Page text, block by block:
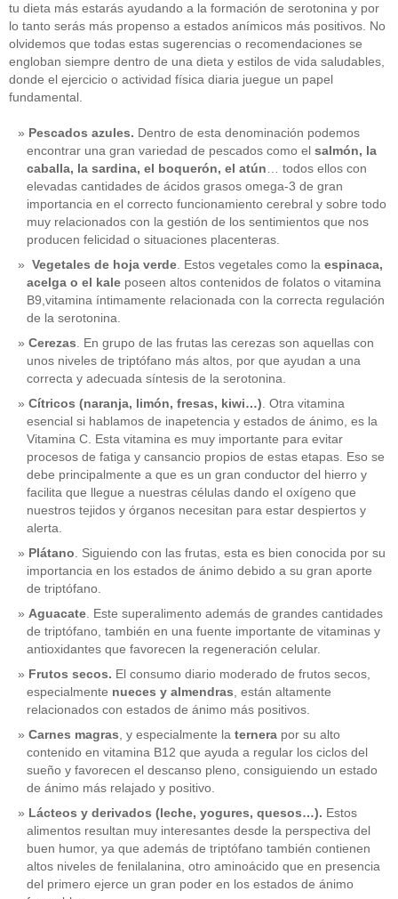
tu dieta más estarás ayudando a la formación de serotonina y por
lo tanto serás más propenso a estados anímicos más positivos. No
olvidemos que todas estas sugerencias o recomendaciones se
engloban siempre dentro de una dieta y estilos de vida saludables,
donde el ejercicio o actividad física diaria juegue un papel
fundamental.
Pescados azules. Dentro de esta denominación podemos
encontrar una gran variedad de pescados como el salmón, la
caballa, la sardina, el boquerón, el atún… todos ellos con
elevadas cantidades de ácidos grasos omega-3 de gran
importancia en el correcto funcionamiento cerebral y sobre todo
muy relacionados con la gestión de los sentimientos que nos
producen felicidad o situaciones placenteras.
Vegetales de hoja verde. Estos vegetales como la espinaca,
acelga o el kale poseen altos contenidos de folatos o vitamina
B9,vitamina íntimamente relacionada con la correcta regulación
de la serotonina.
Cerezas. En grupo de las frutas las cerezas son aquellas con
unos niveles de triptófano más altos, por que ayudan a una
correcta y adecuada síntesis de la serotonina.
Cítricos (naranja, limón, fresas, kiwi…). Otra vitamina
esencial si hablamos de inapetencia y estados de ánimo, es la
Vitamina C. Esta vitamina es muy importante para evitar
procesos de fatiga y cansancio propios de estas etapas. Eso se
debe principalmente a que es un gran conductor del hierro y
facilita que llegue a nuestras células dando el oxígeno que
nuestros tejidos y órganos necesitan para estar despiertos y
alerta.
Plátano. Siguiendo con las frutas, esta es bien conocida por su
importancia en los estados de ánimo debido a su gran aporte
de triptófano.
Aguacate. Este superalimento además de grandes cantidades
de triptófano, también en una fuente importante de vitaminas y
antioxidantes que favorecen la regeneración celular.
Frutos secos. El consumo diario moderado de frutos secos,
especialmente nueces y almendras, están altamente
relacionados con estados de ánimo más positivos.
Carnes magras, y especialmente la ternera por su alto
contenido en vitamina B12 que ayuda a regular los ciclos del
sueño y favorecen el descanso pleno, consiguiendo un estado
de ánimo más relajado y positivo.
Lácteos y derivados (leche, yogures, quesos…). Estos
alimentos resultan muy interesantes desde la perspectiva del
buen humor, ya que además de triptófano también contienen
altos niveles de fenilalanina, otro aminoácido que en presencia
del primero ejerce un gran poder en los estados de ánimo